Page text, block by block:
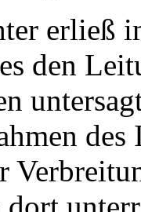
erließ
den